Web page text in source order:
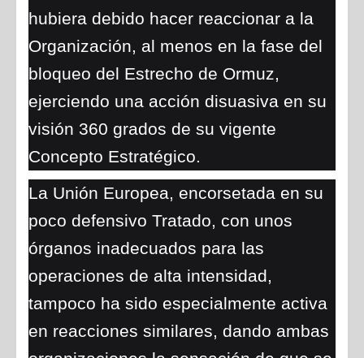
hubiera debido hacer reaccionar a la
Organización, al menos en la fase del
bloqueo del Estrecho de Ormuz,
ejerciendo una acción disuasiva en su
visión 360 grados de su vigente
Concepto Estratégico.
La Unión Europea, encorsetada en su
poco defensivo Tratado, con unos
órganos inadecuados para las
operaciones de alta intensidad,
tampoco ha sido especialmente activa
en reacciones similares, dando ambas